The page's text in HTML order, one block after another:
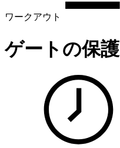
ワークアウト
ゲートの保護